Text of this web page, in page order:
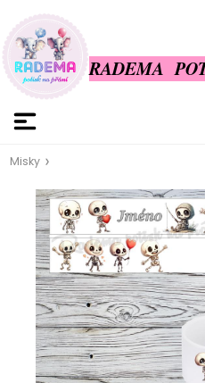
RADEMA
Misky